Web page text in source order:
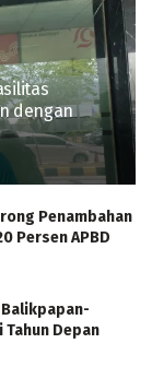
dengan
Penambahan
Persen APBD
Depan